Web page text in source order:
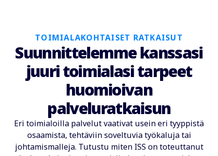
TOIMIALAKOHTAISET RATKAISUT
Suunnittelemme kanssasi
juuri toimialasi tarpeet
huomioivan
palveluratkaisun
Eri toimialoilla palvelut vaativat usein eri tyyppistä
osaamista, tehtäviin soveltuvia työkaluja tai
johtamismalleja. Tutustu miten ISS on toteuttanut